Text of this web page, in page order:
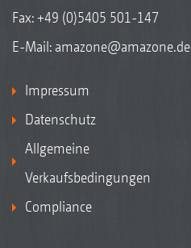
Fax: +49 (0)5405 501-147
E-Mail: amazone@amazone.de
Impressum
Datenschutz
Allgemeine
Verkaufsbedingungen
Compliance